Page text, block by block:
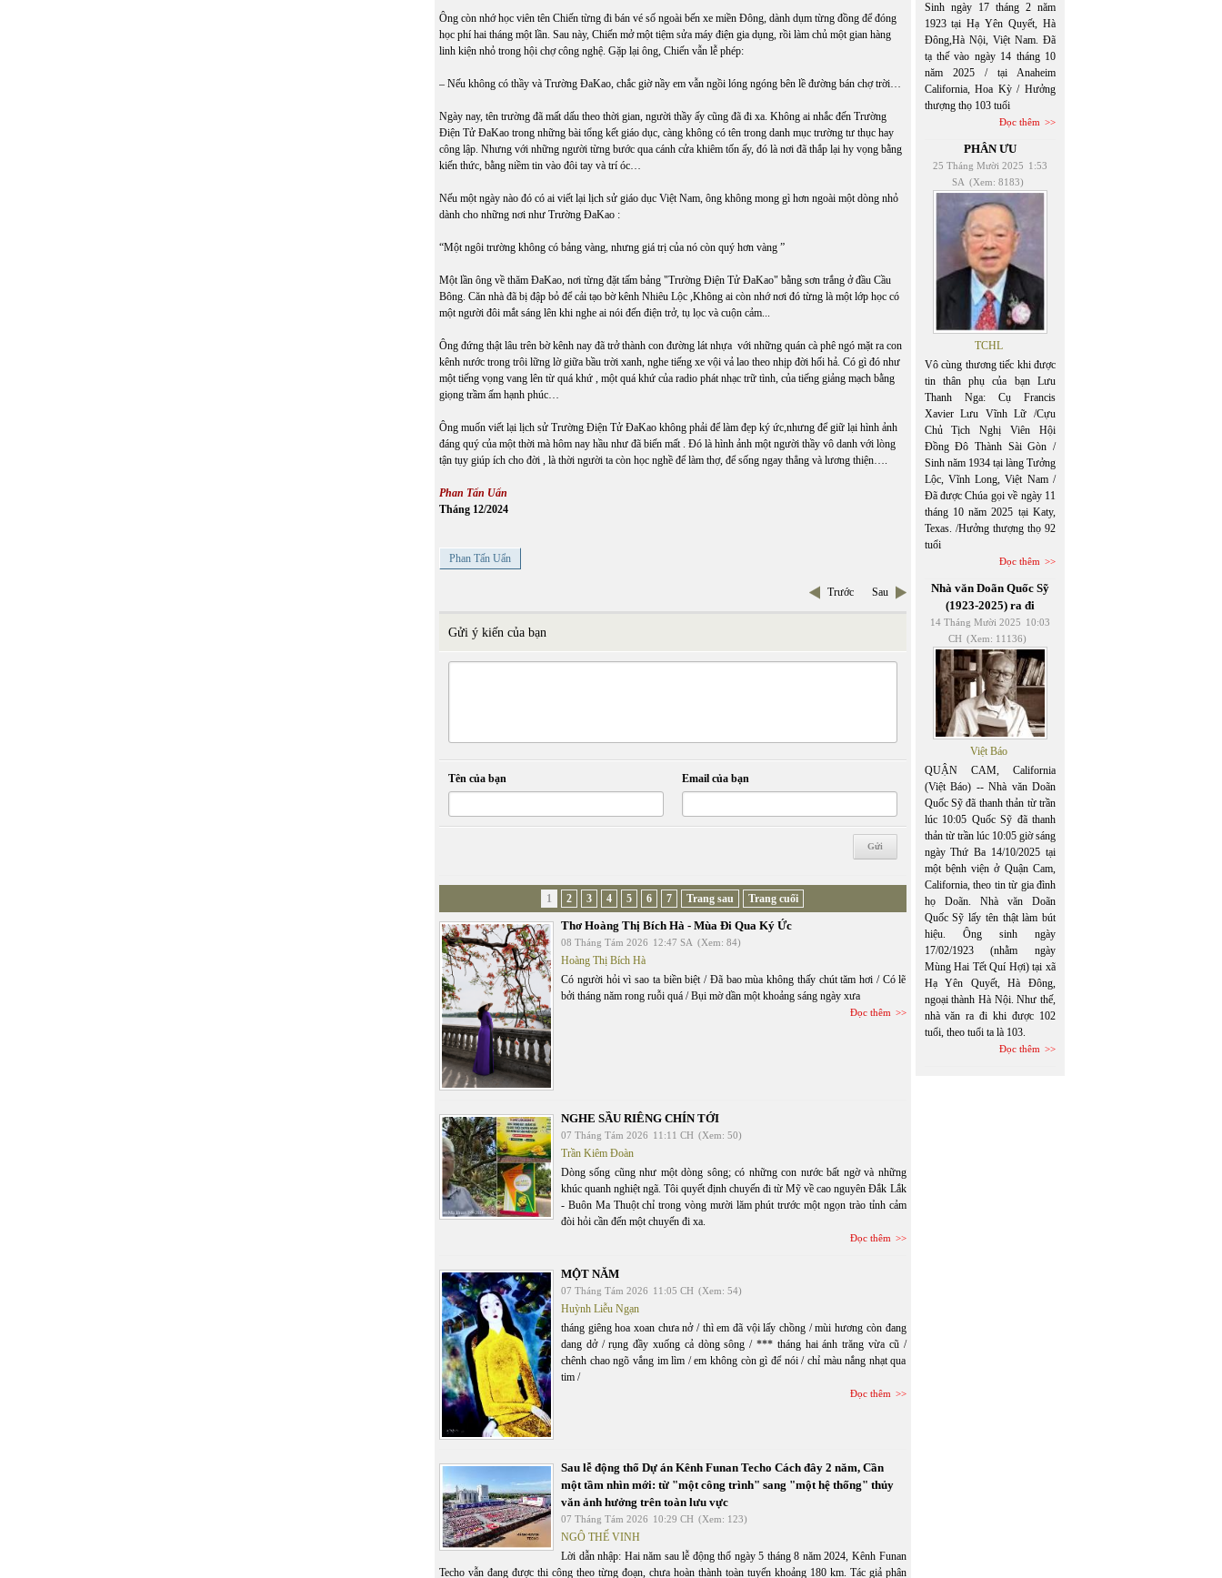
Ông còn nhớ học viên tên Chiến từng đi bán vé số ngoài bến xe miền Đông, dành dụm từng đồng để đóng
học phí hai tháng một lần. Sau này, Chiến mở một tiệm sửa máy điện gia dụng, rồi làm chủ một gian hàng
linh kiện nhỏ trong hội chợ công nghệ. Gặp lại ông, Chiến vẫn lễ phép:
– Nếu không có thầy và Trường ĐaKao, chắc giờ nầy em vẫn ngồi lóng ngóng bên lề đường bán chợ trời…
Ngày nay, tên trường đã mất dấu theo thời gian, người thầy ấy cũng đã đi xa. Không ai nhắc đến Trường
Điện Tử ĐaKao trong những bài tổng kết giáo dục, càng không có tên trong danh mục trường tư thục hay
công lập. Nhưng với những người từng bước qua cánh cửa khiêm tốn ấy, đó là nơi đã thắp lại hy vọng bằng
kiến thức, bằng niềm tin vào đôi tay và trí óc…
Nếu một ngày nào đó có ai viết lại lịch sử giáo dục Việt Nam, ông không mong gì hơn ngoài một dòng nhỏ
dành cho những nơi như Trường ĐaKao :
“Một ngôi trường không có bảng vàng, nhưng giá trị của nó còn quý hơn vàng ”
Một lần ông về thăm ĐaKao, nơi từng đặt tấm bảng "Trường Điện Tử ĐaKao" bằng sơn trắng ở đầu Cầu
Bông. Căn nhà đã bị đập bỏ để cải tạo bờ kênh Nhiêu Lộc ,Không ai còn nhớ nơi đó từng là một lớp học có
một người đôi mắt sáng lên khi nghe ai nói đến điện trở, tụ lọc và cuộn cảm...
Ông đứng thật lâu trên bờ kênh nay đã trở thành con đường lát nhựa với những quán cà phê ngó mặt ra con
kênh nước trong trôi lững lờ giữa bầu trời xanh, nghe tiếng xe vội vả lao theo nhịp đời hối hả. Có gì đó như
một tiếng vọng vang lên từ quá khứ , một quá khứ của radio phát nhạc trữ tình, của tiếng giảng mạch bằng
giọng trầm ấm hạnh phúc…
Ông muốn viết lại lịch sử Trường Điện Tử ĐaKao không phải để làm đẹp ký ức,nhưng để giữ lại hình ảnh
đáng quý của một thời mà hôm nay hầu như đã biến mất . Đó là hình ảnh một người thầy vô danh với lòng
tận tụy giúp ích cho đời , là thời người ta còn học nghề để làm thợ, để sống ngay thẳng và lương thiện….
Phan Tấn Uẩn
Tháng 12/2024
Phan Tấn Uẩn
Trước Sau
Gửi ý kiến của bạn
Tên của bạn Email của bạn
1 2 3 4 5 6 7 Trang sau Trang cuối
Thơ Hoàng Thị Bích Hà - Mùa Đi Qua Ký Ức
08 Tháng Tám 2026 12:47 SA (Xem: 84)
Hoàng Thị Bích Hà
Có người hỏi vì sao ta biền biệt / Đã bao mùa không thấy chút tăm hơi / Có lẽ
bởi tháng năm rong ruỗi quá / Bụi mờ dần một khoảng sáng ngày xưa
Đọc thêm
NGHE SẦU RIÊNG CHÍN TỚI
07 Tháng Tám 2026 11:11 CH (Xem: 50)
Trần Kiêm Đoàn
Dòng sống cũng như một dòng sông; có những con nước bất ngờ và những
khúc quanh nghiệt ngã. Tôi quyết định chuyến đi từ Mỹ về cao nguyên Đắk Lắk
- Buôn Ma Thuột chỉ trong vòng mười lăm phút trước một ngọn trào tỉnh cảm
đòi hỏi cần đến một chuyến đi xa.
Đọc thêm
MỘT NĂM
07 Tháng Tám 2026 11:05 CH (Xem: 54)
Huỳnh Liễu Ngạn
tháng giêng hoa xoan chưa nở / thì em đã vội lấy chồng / mùi hương còn đang
dang dở / rụng đầy xuống cả dòng sông / *** tháng hai ánh trăng vừa cũ /
chênh chao ngõ vắng im lìm / em không còn gì để nói / chỉ màu nắng nhạt qua
tim /
Đọc thêm
Sau lễ động thổ Dự án Kênh Funan Techo Cách đây 2 năm, Cần
một tầm nhìn mới: từ "một công trình" sang "một hệ thống" thủy
văn ảnh hưởng trên toàn lưu vực
07 Tháng Tám 2026 10:29 CH (Xem: 123)
NGÔ THẾ VINH
Lời dẫn nhập: Hai năm sau lễ động thổ ngày 5 tháng 8 năm 2024, Kênh Funan
Techo vẫn đang được thi công theo từng đoạn, chưa hoàn thành toàn tuyến khoảng 180 km. Tác giả phân
Sinh ngày 17 tháng 2 năm
1923 tại Hạ Yên Quyết, Hà
Đông,Hà Nội, Việt Nam. Đã
tạ thế vào ngày 14 tháng 10
năm 2025 / tại Anaheim
California, Hoa Kỳ / Hưởng
thượng thọ 103 tuổi
Đọc thêm
PHÂN ƯU
25 Tháng Mười 2025 1:53
SA (Xem: 8183)
TCHL
Vô cùng thương tiếc khi được
tin thân phụ của bạn Lưu
Thanh Nga: Cụ Francis
Xavier Lưu Vĩnh Lữ /Cựu
Chủ Tịch Nghị Viên Hội
Đồng Đô Thành Sài Gòn /
Sinh năm 1934 tại làng Tưởng
Lộc, Vĩnh Long, Việt Nam /
Đã được Chúa gọi về ngày 11
tháng 10 năm 2025 tại Katy,
Texas. /Hưởng thượng thọ 92
tuổi
Đọc thêm
Nhà văn Doãn Quốc Sỹ
(1923-2025) ra đi
14 Tháng Mười 2025 10:03
CH (Xem: 11136)
Việt Báo
QUẬN CAM, California
(Việt Báo) -- Nhà văn Doãn
Quốc Sỹ đã thanh thản từ trần
lúc 10:05 Quốc Sỹ đã thanh
thản từ trần lúc 10:05 giờ sáng
ngày Thứ Ba 14/10/2025 tại
một bệnh viện ở Quận Cam,
California, theo tin từ gia đình
họ Doãn. Nhà văn Doãn
Quốc Sỹ lấy tên thật làm bút
hiệu. Ông sinh ngày
17/02/1923 (nhằm ngày
Mùng Hai Tết Quí Hợi) tại xã
Hạ Yên Quyết, Hà Đông,
ngoại thành Hà Nội. Như thế,
nhà văn ra đi khi được 102
tuổi, theo tuổi ta là 103.
Đọc thêm